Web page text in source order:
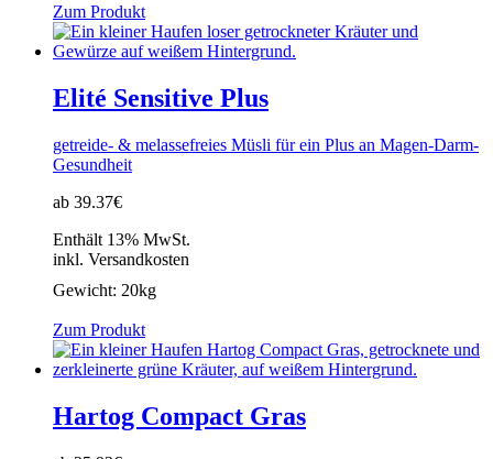
Zum Produkt
Elité Sensitive Plus
getreide- & melassefreies Müsli für ein Plus an Magen-Darm-
Gesundheit
ab 39.37€
Enthält 13% MwSt.
inkl. Versandkosten
Gewicht: 20kg
Zum Produkt
Hartog Compact Gras